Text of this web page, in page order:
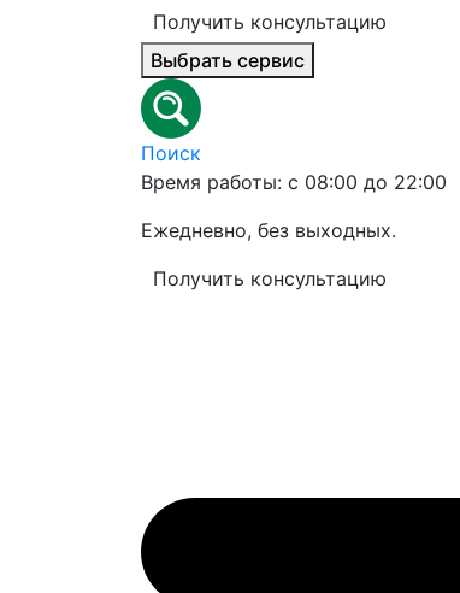
Получить консультацию
Выбрать сервис
Поиск
Время работы: с 08:00 до 22:00
Ежедневно, без выходных.
Получить консультацию